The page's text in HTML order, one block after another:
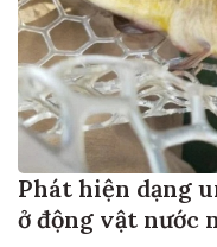
Phát hiện dạng
ở động vật nước